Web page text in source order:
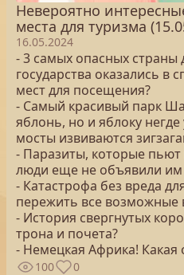
Невероятно
места для туризма
16.05.2024
- 3 самых опасных страны
государства оказались в
мест для посещения?
- Самый красивый парк
яблонь, но и яблоку
мосты извиваются
- Паразиты, которые
люди еще не объявили им
- Катастрофа без вреда
пережить все возможные
- История свергнутых
трона и почета?
- Немецкая Африка! Какая
100 0